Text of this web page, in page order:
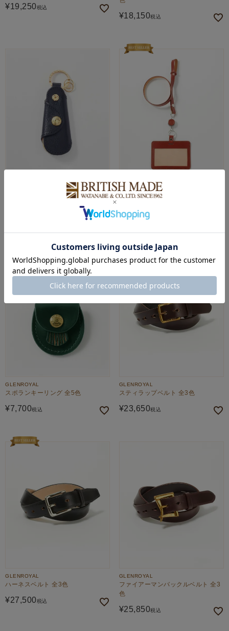
¥19,250税込
¥18,150税込
ポケットシューホーン(エンボス) 全
GLENROYAL
IDケース(リール付) 全6色
GLENROYAL
スポランキーリング 全5色
¥7,700税込
GLENROYAL
スティラップベルト 全3色
¥23,650税込
GLENROYAL
ハーネスベルト 全3色
¥27,500税込
GLENROYAL
ファイアーマンバックルベルト 全3
色
¥25,850税込